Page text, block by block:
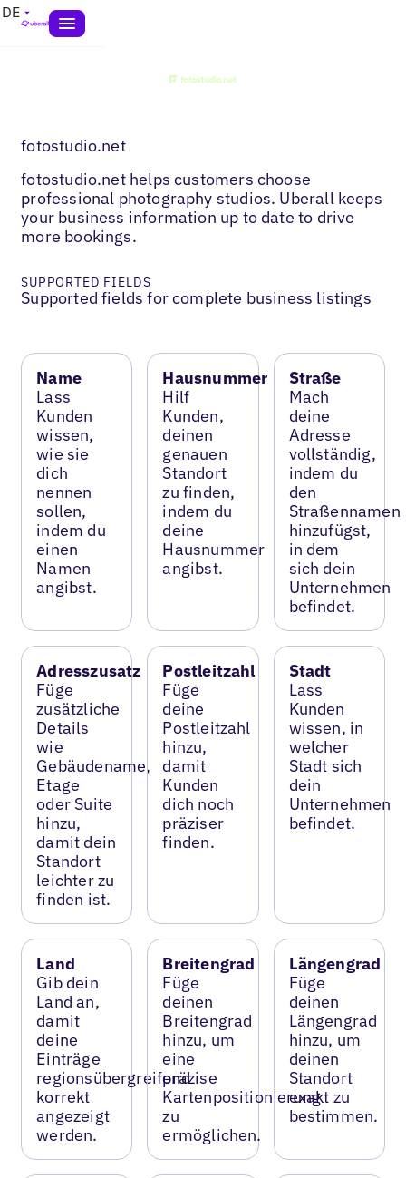
DE
fotostudio.net
fotostudio.net helps customers choose
professional photography studios. Uberall keeps
your business information up to date to drive
more bookings.
SUPPORTED FIELDS
Supported fields for complete business listings
Name
Lass
Kunden
wissen,
wie sie
dich
nennen
sollen,
indem du
einen
Namen
angibst.
Hausnummer
Hilf
Kunden,
deinen
genauen
Standort
zu finden,
indem du
deine
Hausnummer
angibst.
Straße
Mach
deine
Adresse
vollständig,
indem du
den
Straßennamen
hinzufügst,
in dem
sich dein
Unternehmen
befindet.
Adresszusatz
Füge
zusätzliche
Details
wie
Gebäudename,
Etage
oder Suite
hinzu,
damit dein
Standort
leichter zu
finden ist.
Postleitzahl
Füge
deine
Postleitzahl
hinzu,
damit
Kunden
dich noch
präziser
finden.
Stadt
Lass
Kunden
wissen, in
welcher
Stadt sich
dein
Unternehmen
befindet.
Land
Gib dein
Land an,
damit
deine
Einträge
regionsübergreifend
korrekt
angezeigt
werden.
Breitengrad
Füge
deinen
Breitengrad
hinzu, um
eine
präzise
Kartenpositionierung
zu
ermöglichen.
Längengrad
Füge
deinen
Längengrad
hinzu, um
deinen
Standort
exakt zu
bestimmen.